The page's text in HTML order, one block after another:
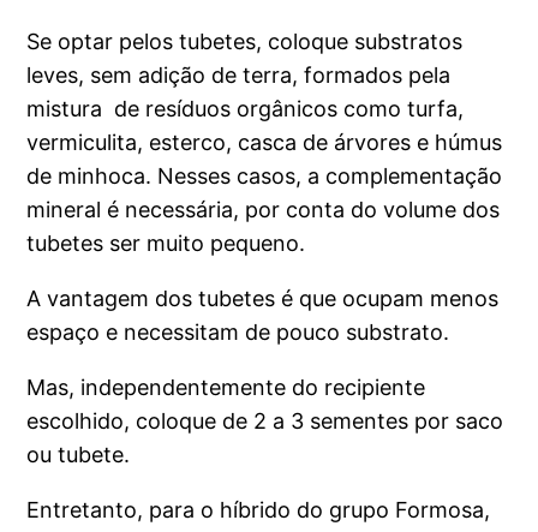
Se optar pelos tubetes, coloque substratos
leves, sem adição de terra, formados pela
mistura de resíduos orgânicos como turfa,
vermiculita, esterco, casca de árvores e húmus
de minhoca. Nesses casos, a complementação
mineral é necessária, por conta do volume dos
tubetes ser muito pequeno.
A vantagem dos tubetes é que ocupam menos
espaço e necessitam de pouco substrato.
Mas, independentemente do recipiente
escolhido, coloque de 2 a 3 sementes por saco
ou tubete.
Entretanto, para o híbrido do grupo Formosa,